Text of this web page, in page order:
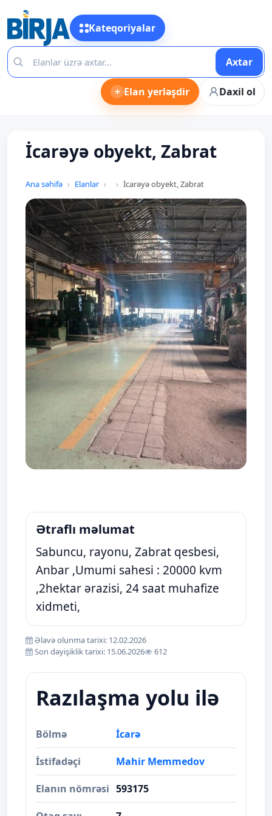
Kateqoriyalar
Axtar
+ Elan yerləşdir Daxil ol
İcarəyə obyekt, Zabrat
Ana səhifə Elanlar İcarəyə obyekt, Zabrat
Ətraflı məlumat
Sabuncu, rayonu, Zabrat qesbesi,
Anbar ,Umumi sahesi : 20000 kvm
,2hektar ərazisi, 24 saat muhafize
xidmeti,
Əlavə olunma tarixi: 12.02.2026
Son dəyişiklik tarixi: 15.06.2026
612
Razılaşma yolu ilə
Bölmə İcarə
İstifadəçi Mahir Memmedov
Elanın nömrəsi 593175